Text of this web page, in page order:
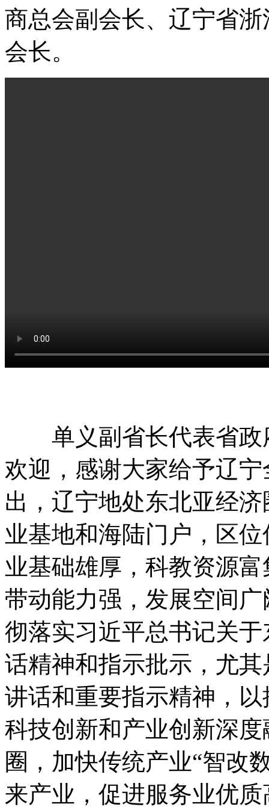
商总会副会长、辽宁省
会长。
单义副省长代表省政
欢迎，感谢大家给予辽
出，辽宁地处东北亚经
业基地和海陆门户，区
业基础雄厚，科教资源
带动能力强，发展空间
彻落实习近平总书记关
话精神和指示批示，尤
讲话和重要指示精神，
科技创新和产业创新深
圈，加快传统产业“智改
来产业，促进服务业优